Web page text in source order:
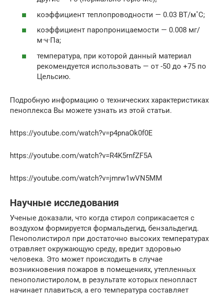
коэффициент теплопроводности — 0.03 ВТ/м˚С;
коэффициент паропроницаемости — 0.008 мг/
м·ч·Па;
температура, при которой данный материал
рекомендуется использовать — от -50 до +75 по
Цельсию.
Подробную информацию о технических характеристиках
пеноплекса Вы можете узнать из этой статьи.
https://youtube.com/watch?v=p4pnaOk0f0E
https://youtube.com/watch?v=R4K5rnfZF5A
https://youtube.com/watch?v=jmrw1wVN5MM
Научные исследования
Ученые доказали, что когда стирол соприкасается с
воздухом формируется формальдегид, бензальдегид.
Пенополистирол при достаточно высоких температурах
отравляет окружающую среду, вредит здоровью
человека. Это может происходить в случае
возникновения пожаров в помещениях, утепленных
пенополистиролом, в результате которых пенопласт
начинает плавиться, а его температура составляет